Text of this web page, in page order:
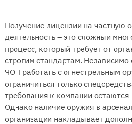
Получение лицензии на частную
деятельность – это сложный
процесс, который требует от
строгим стандартам. Независимо
ЧОП работать с огнестрельным
ограничиться только
требования к компании
Однако наличие оружия в
организации накладывает